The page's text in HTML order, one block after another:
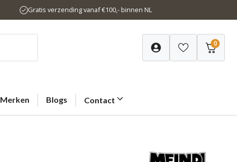
Gratis verzending vanaf €100,- binnen NL
0
Merken Blogs Contact